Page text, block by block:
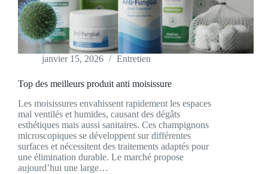
janvier 15, 2026 Entretien
Top des meilleurs produit anti moisissure​
Les moisissures envahissent rapidement les espaces
mal ventilés et humides, causant des dégâts
esthétiques mais aussi sanitaires. Ces champignons
microscopiques se développent sur différentes
surfaces et nécessitent des traitements adaptés pour
une élimination durable. Le marché propose
aujourd’hui une large…